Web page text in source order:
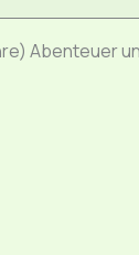
Abenteuer